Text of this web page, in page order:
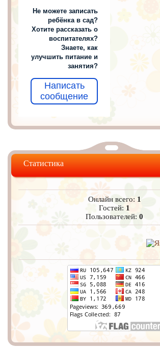
Не можете записать
ребёнка в сад?
Хотите рассказать о
воспитателях?
Знаете, как
улучшить питание и
занятия?
Написать
сообщение
Статистика
Онлайн всего: 1
Гостей: 1
Пользователей:0